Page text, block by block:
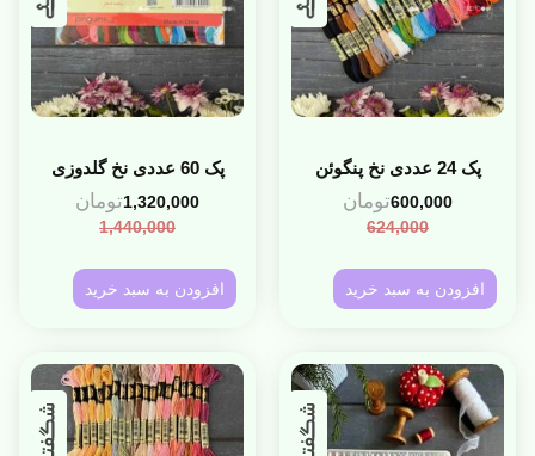
پک 24 عددی نخ پنگوئن
624,000
600,000تومان
افزودن به سبد خرید
پک 60 عددی نخ گلدوزی
1,440,000
1,320,000تومان
افزودن به سبد خرید